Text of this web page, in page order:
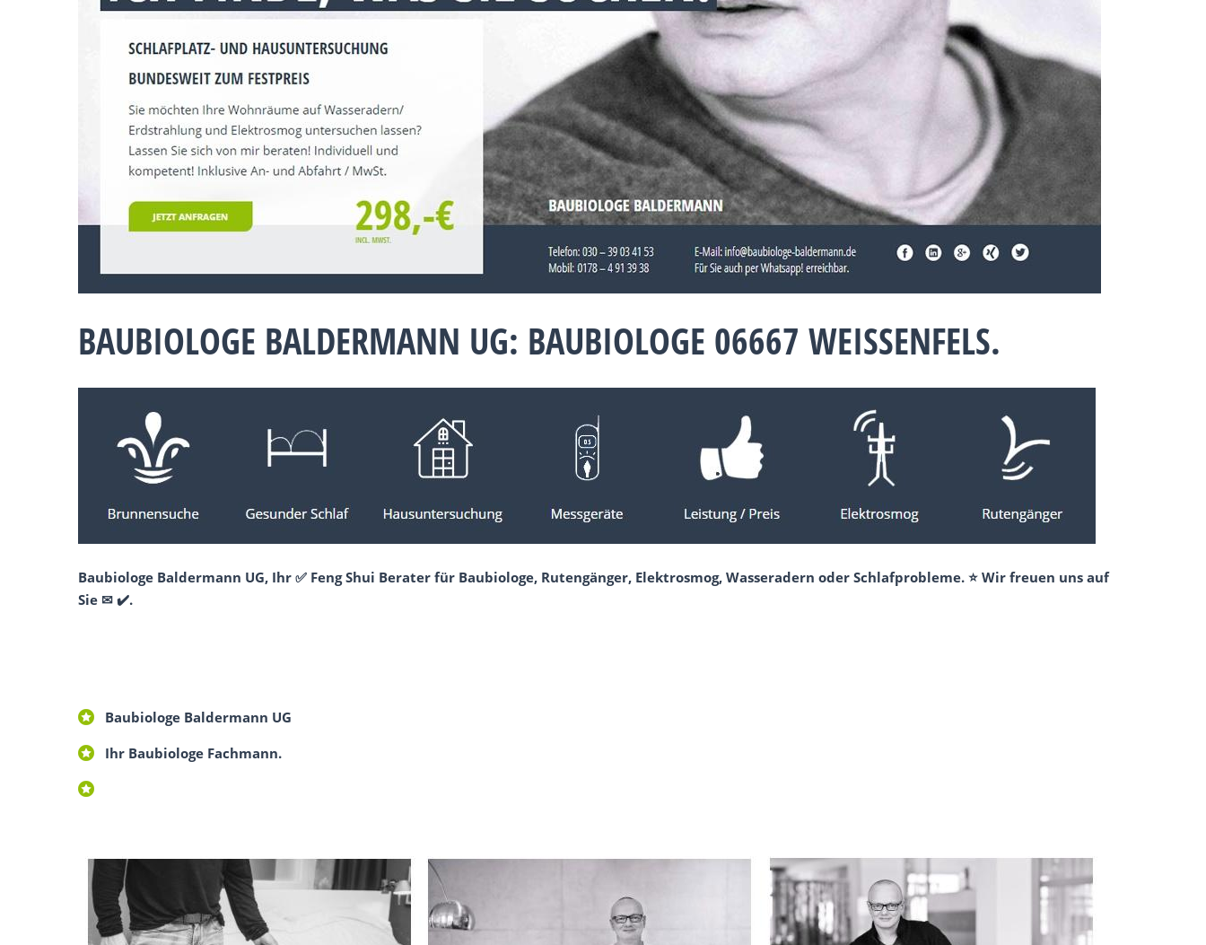
BAUBIOLOGE BALDERMANN UG: BAUBIOLOGE 06667 WEISSENFELS.
Baubiologe Baldermann UG, Ihr ✅ Feng Shui Berater für Baubiologe, Rutengänger, Elektrosmog, Wasseradern oder Schlafprobleme. ⭐ Wir freuen uns auf
Sie ✉ ✔️.
Baubiologe Baldermann UG
Ihr Baubiologe Fachmann.